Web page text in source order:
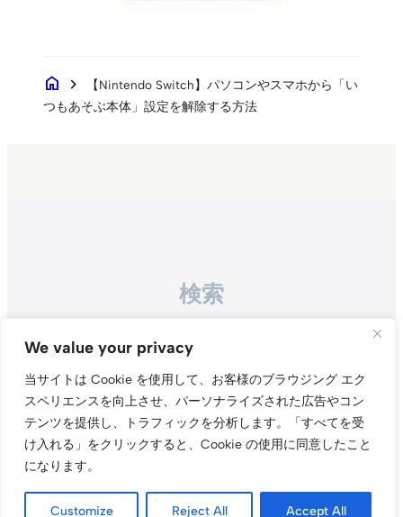
We value your privacy
当サイトは Cookie を使用して、お客様のブラウジング エク
スペリエンスを向上させ、パーソナライズされた広告やコン
テンツを提供し、トラフィックを分析します。
「すべてを受
け入れる」をクリックすると、Cookie の使用に同意したこと
になります。
Customize Reject All Accept All
home chevron_right
【Nintendo Switch】パソコンやスマホから「い
つもあそぶ本体」設定を解除する方法
検索
Search